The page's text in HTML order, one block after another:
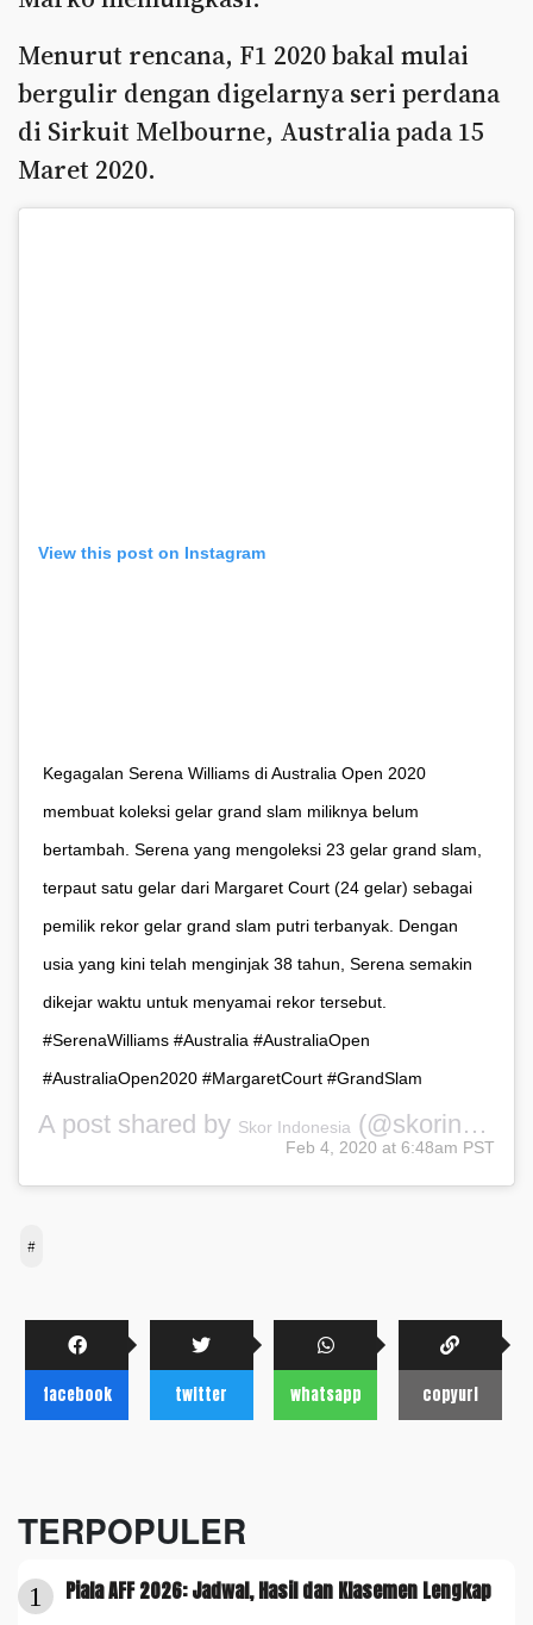
Menurut rencana, F1 2020 bakal mulai
bergulir dengan digelarnya seri perdana
di Sirkuit Melbourne, Australia pada 15
Maret 2020.
View this post on Instagram
Kegagalan Serena Williams di Australia Open 2020
membuat koleksi gelar grand slam miliknya belum
bertambah. Serena yang mengoleksi 23 gelar grand slam,
terpaut satu gelar dari Margaret Court (24 gelar) sebagai
pemilik rekor gelar grand slam putri terbanyak. Dengan
usia yang kini telah menginjak 38 tahun, Serena semakin
dikejar waktu untuk menyamai rekor tersebut.
#SerenaWilliams #Australia #AustraliaOpen
#AustraliaOpen2020 #MargaretCourt #GrandSlam
A post shared by Skor Indonesia (@skorindonesia) on
Feb 4, 2020 at 6:48am PST
#
facebook twitter whatsapp copyurl
TERPOPULER
1 Piala AFF 2026: Jadwal, Hasil dan Klasemen Lengkap